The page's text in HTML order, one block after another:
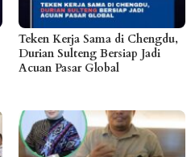
Teken Kerja Sama di Chengdu,
Durian Sulteng Bersiap Jadi
Acuan Pasar Global